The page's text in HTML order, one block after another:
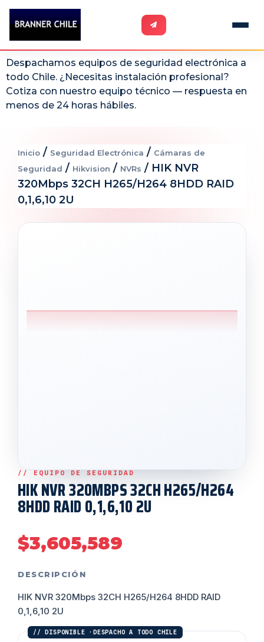
Despachamos equipos de seguridad electrónica a
todo Chile. ¿Necesitas instalación profesional?
Cotiza con nuestro equipo técnico — respuesta en
menos de 24 horas hábiles.
Inicio / Seguridad Electrónica / Cámaras de
Seguridad / Hikvision / NVRs / HIK NVR
320Mbps 32CH H265/H264 8HDD RAID
0,1,6,10 2U
HIK NVR 320MBPS 32CH H265/H264
8HDD RAID 0,1,6,10 2U
$3,605,589
DESCRIPCIÓN
HIK NVR 320Mbps 32CH H265/H264 8HDD RAID
0,1,6,10 2U